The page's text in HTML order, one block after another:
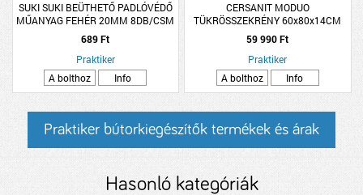
SUKI SUKI BEÜTHETŐ PADLÓVÉDŐ
MŰANYAG FEHÉR 20MM 8DB/CSM
689 Ft
Praktiker
A bolthoz
Info
CERSANIT MODUO
TÜKRÖSSZEKRÉNY 60x80x14CM
FEHÉR
59 990 Ft
Praktiker
A bolthoz
Info
Praktiker bútorkiegészítők termékek és árak
Hasonló kategóriák